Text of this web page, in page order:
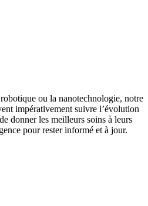
ou la nanotechnologie, notre
impérativement suivre l’évolution
donner les meilleurs soins à leurs
pour rester informé et à jour.